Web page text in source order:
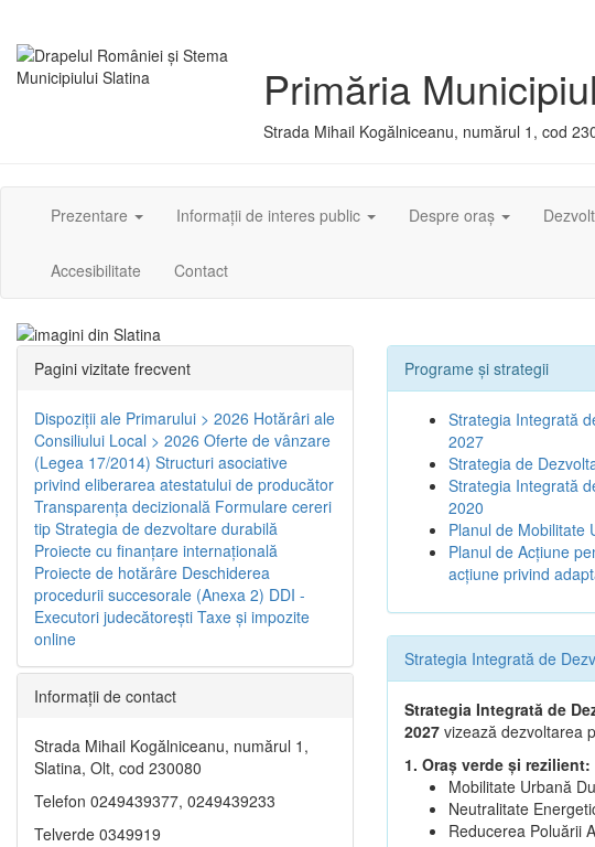
Primăria
Strada Mihail Kogălniceanu, numărul 1, cod
Prezentare Informații de interes public Despre oraș
Accesibilitate Contact
Programe și strategii
Strategia Integrată
2027
Strategia de
Strategia Integrată
2020
Planul de Mobilitate
Planul de Acţiune
acţiune privind
Strategia Integrată de
Strategia Integrată de
2027 vizează dezvoltarea
1. Oraș verde și rezilient:
Mobilitate Urbană
Neutralitate
Reducerea Poluării
Pagini vizitate frecvent
Dispoziţii ale Primarului > 2026 Hotărâri ale
Consiliului Local > 2026 Oferte de vânzare
(Legea 17/2014) Structuri asociative
privind eliberarea atestatului de producător
Transparenţa decizională Formulare cereri
tip Strategia de dezvoltare durabilă
Proiecte cu finanţare internaţională
Proiecte de hotărâre Deschiderea
procedurii succesorale (Anexa 2) DDI -
Executori judecătorești Taxe şi impozite
online
Informaţii de contact
Strada Mihail Kogălniceanu, numărul 1,
Slatina, Olt, cod 230080
Telefon 0249439377, 0249439233
Telverde 0349919